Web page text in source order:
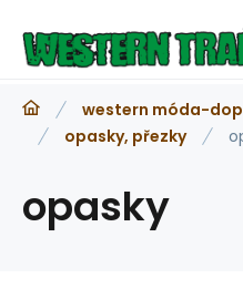
western móda-
opasky, přezky
opasky